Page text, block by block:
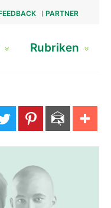
PARTNER
Rubriken